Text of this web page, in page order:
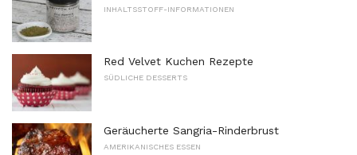
INHALTSSTOFF-INFORMATIONEN
Red Velvet Kuchen Rezepte
SÜDLICHE DESSERTS
Geräucherte Sangria-Rinderbrust
AMERIKANISCHES ESSEN